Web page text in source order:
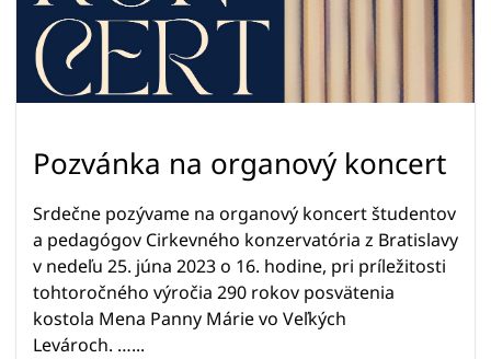
Pozvánka na organový koncert
Srdečne pozývame na organový koncert študentov
a pedagógov Cirkevného konzervatória z Bratislavy
v nedeľu 25. júna 2023 o 16. hodine, pri príležitosti
tohtoročného výročia 290 rokov posvätenia
kostola Mena Panny Márie vo Veľkých
Levároch. …...